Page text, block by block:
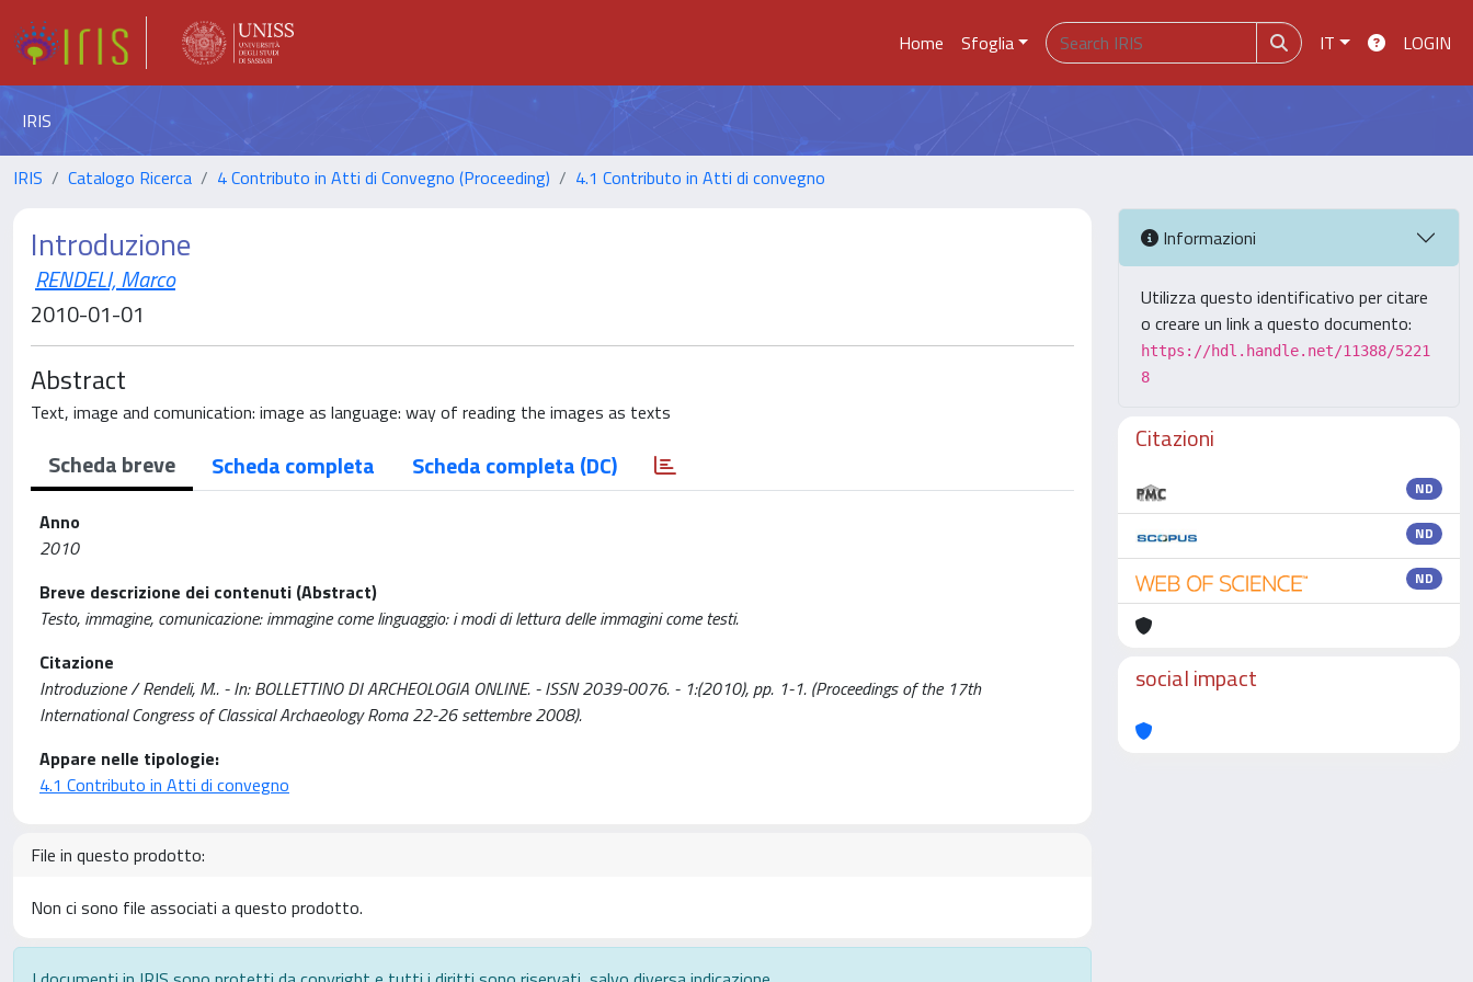
Home Sfoglia IT LOGIN
IRIS
IRIS Catalogo Ricerca 4 Contributo in Atti di Convegno (Proceeding) 4.1 Contributo in Atti di convegno
Introduzione
RENDELI, Marco
2010-01-01
Abstract
Text, image and comunication: image as language: way of reading the images as texts
Scheda breve Scheda completa Scheda completa (DC)
Anno
2010
Breve descrizione dei contenuti (Abstract)
Testo, immagine, comunicazione: immagine come linguaggio: i modi di lettura delle immagini come testi.
Citazione
Introduzione / Rendeli, M.. - In: BOLLETTINO DI ARCHEOLOGIA ONLINE. - ISSN 2039-0076. - 1:(2010), pp. 1-1. (Proceedings of the 17th
International Congress of Classical Archaeology Roma 22-26 settembre 2008).
Appare nelle tipologie:
4.1 Contributo in Atti di convegno
File in questo prodotto:
Non ci sono file associati a questo prodotto.
Informazioni
Utilizza questo identificativo per citare
o creare un link a questo documento:
https://hdl.handle.net/11388/5221
8
Citazioni
ND
ND
ND
social impact